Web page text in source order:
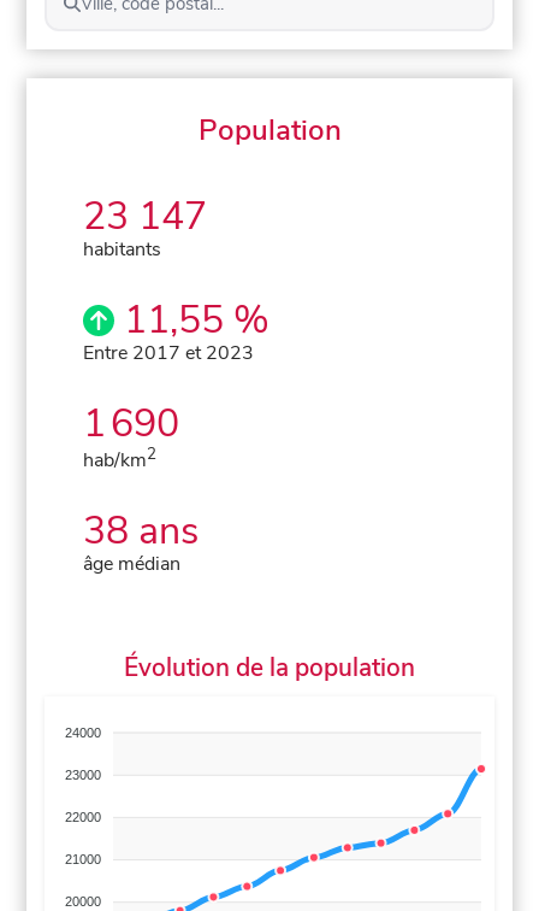
Population
23 147
habitants
11,55 %
Entre 2017 et 2023
1 690
hab/km2
38 ans
âge médian
Évolution de la population
24000
23000
22000
21000
20000